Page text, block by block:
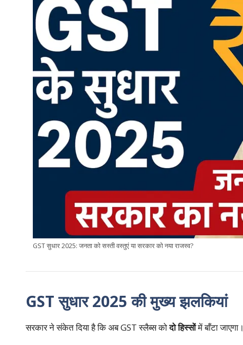
GST सुधार 2025: जनता को सस्ती वस्तुएं या सरकार को नया राजस्व?
GST सुधार 2025 की मुख्य झलकियां
सरकार ने संकेत दिया है कि अब GST स्लैब्स कोदो हिस्सोंमें बाँटा जाएगा।